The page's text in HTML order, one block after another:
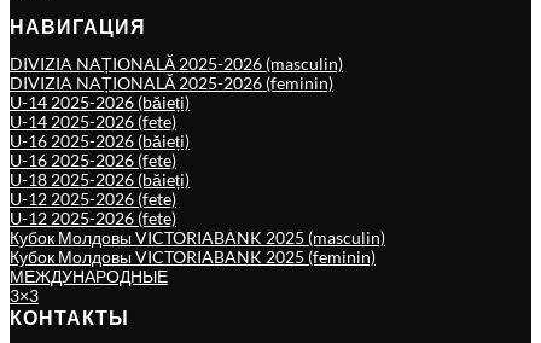
НАВИГАЦИЯ
DIVIZIA NAȚIONALĂ 2025-2026 (masculin)
DIVIZIA NAȚIONALĂ 2025-2026 (feminin)
U-14 2025-2026 (băieți)
U-14 2025-2026 (fete)
U-16 2025-2026 (băieți)
U-16 2025-2026 (fete)
U-18 2025-2026 (băieți)
U-12 2025-2026 (fete)
U-12 2025-2026 (fete)
Кубок Молдовы VICTORIABANK 2025 (masculin)
Кубок Молдовы VICTORIABANK 2025 (feminin)
МЕЖДУНАРОДНЫЕ
3×3
КОНТАКТЫ